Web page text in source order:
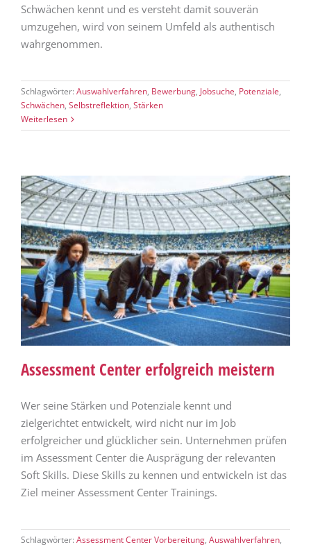
Schwächen kennt und es versteht damit souverän
umzugehen, wird von seinem Umfeld als authentisch
wahrgenommen.
Schlagwörter: Auswahlverfahren, Bewerbung, Jobsuche, Potenziale,
Schwächen, Selbstreflektion, Stärken
Weiterlesen
Assessment Center erfolgreich meistern
Wer seine Stärken und Potenziale kennt und
zielgerichtet entwickelt, wird nicht nur im Job
erfolgreicher und glücklicher sein. Unternehmen prüfen
im Assessment Center die Ausprägung der relevanten
Soft Skills. Diese Skills zu kennen und entwickeln ist das
Ziel meiner Assessment Center Trainings.
Schlagwörter: Assessment Center Vorbereitung, Auswahlverfahren,